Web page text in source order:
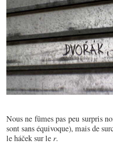
Nous ne fûmes pas peu surpris
sont sans équivoque), mais de
le háček sur ler.